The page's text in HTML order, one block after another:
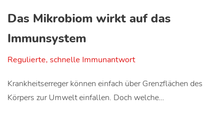
Das Mikrobiom wirkt auf das
Immunsystem
Regulierte, schnelle Immunantwort
Krankheitserreger können einfach über Grenzflächen des
Körpers zur Umwelt einfallen. Doch welche…